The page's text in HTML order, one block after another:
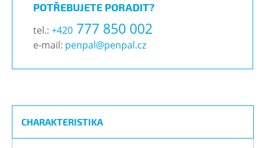
POTŘEBUJETE PORADIT?
tel.: +420 777 850 002
e-mail: penpal@penpal.cz
CHARAKTERISTIKA